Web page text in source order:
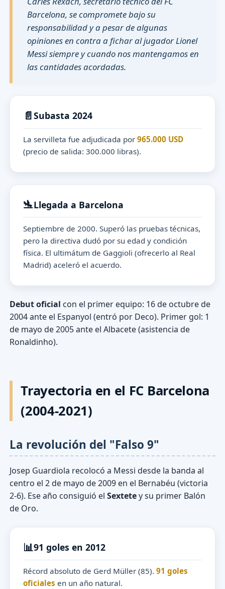
Barcelona, se compromete bajo su
responsabilidad y a pesar de algunas
opiniones en contra a fichar al jugador Lionel
Messi siempre y cuando nos mantengamos en
las cantidades acordadas.
📄Subasta 2024
La servilleta fue adjudicada por 965.000 USD
(precio de salida: 300.000 libras).
🛬Llegada a Barcelona
Septiembre de 2000. Superó las pruebas técnicas,
pero la directiva dudó por su edad y condición
física. El ultimátum de Gaggioli (ofrecerlo al Real
Madrid) aceleró el acuerdo.
Debut oficial con el primer equipo: 16 de octubre de
2004 ante el Espanyol (entró por Deco). Primer gol: 1
de mayo de 2005 ante el Albacete (asistencia de
Ronaldinho).
Trayectoria en el FC Barcelona
(2004-2021)
La revolución del "Falso 9"
Josep Guardiola recolocó a Messi desde la banda al
centro el 2 de mayo de 2009 en el Bernabéu (victoria
2-6). Ese año consiguió elSextetey su primer Balón
de Oro.
📊91 goles en 2012
Récord absoluto de Gerd Müller (85). 91 goles
oficiales en un año natural.